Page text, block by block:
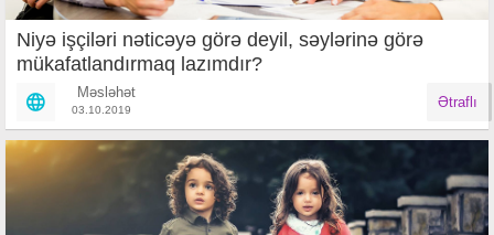
Niyə işçiləri nəticəyə görə deyil, səylərinə görə
mükafatlandırmaq lazımdır?
Məsləhət
03.10.2019 Ətraflı